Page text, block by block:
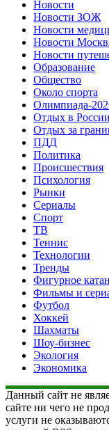
Новости
Новости ЗОЖ
Новости
Новости
Новости
Образование
Общество
Около спорта
Олимпиада-
Отдых в России
Отдых за
ПДД
Политика
Происшествия
Психология
Рынки
Сериалы
Спорт
ТВ
Теннис
Технологии
Тренды
Фигурное
Фильмы и
Футбол
Хоккей
Шахматы
Шоу-бизнес
Экология
Экономика
Данный сайт не
сайте ни чего не
услуги не